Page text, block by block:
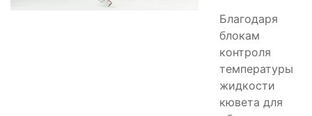
Благодаря
блокам
контроля
температуры
жидкости
кювета для